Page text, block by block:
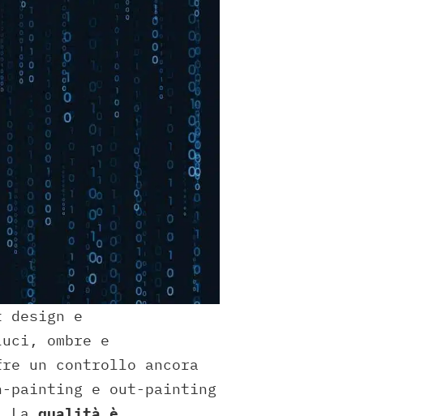
e
ombre e
un controllo ancora
painting e out-painting